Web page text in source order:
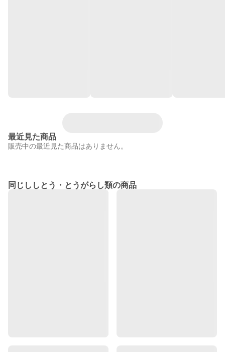
最近見た商品
販売中の最近見た商品はありません。
同じししとう・とうがらし類の商品